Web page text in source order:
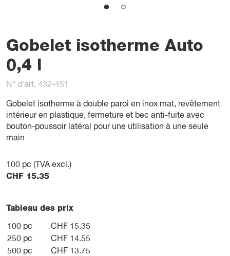
Gobelet isotherme Auto
0,4 l
N° d'art. 432-451
Gobelet isotherme à double paroi en inox mat, revêtement
intérieur en plastique, fermeture et bec anti-fuite avec
bouton-poussoir latéral pour une utilisation à une seule
main
100 pc (TVA excl.)
CHF 15.35
Tableau des prix
100 pc
CHF 15.35
250 pc
CHF 14.55
500 pc
CHF 13.75